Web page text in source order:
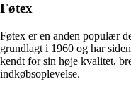
Føtex
Føtex er en anden populær
grundlagt i 1960 og har
kendt for sin høje kvalitet,
indkøbsoplevelse.